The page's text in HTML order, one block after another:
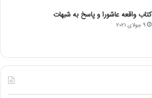
کتاب واقعه عاشورا و پاسخ به شبهات
9 جولای 2021